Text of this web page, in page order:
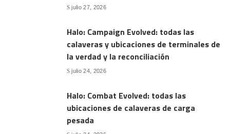
julio 27, 2026
Halo: Campaign Evolved: todas las
calaveras y ubicaciones de terminales de
la verdad y la reconciliación
julio 24, 2026
Halo: Combat Evolved: todas las
ubicaciones de calaveras de carga
pesada